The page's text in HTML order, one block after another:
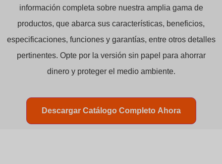
información completa sobre nuestra amplia gama de
productos, que abarca sus características, beneficios,
especificaciones, funciones y garantías, entre otros detalles
pertinentes. Opte por la versión sin papel para ahorrar
dinero y proteger el medio ambiente.
Descargar Catálogo Completo Ahora